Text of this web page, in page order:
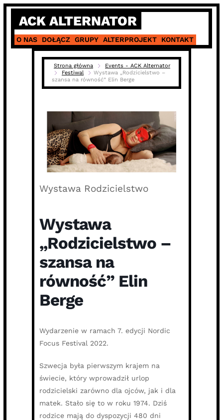
Skip
content
ACK ALTERNATOR
O NAS DOŁĄCZ GRUPY ALTERPROJEKT KONTAKT
Strona główna
Events - ACK Alternator
Festiwal
Wystawa „Rodzicielstwo –
szansa na równość” Elin Berge
Wystawa Rodzicielstwo
Wystawa
„Rodzicielstwo –
szansa na
równość” Elin
Berge
Wydarzenie w ramach 7. edycji Nordic
Focus Festival 2022.
Szwecja była pierwszym krajem na
świecie, który wprowadził urlop
rodzicielski zarówno dla ojców, jak i dla
matek. Stało się to w roku 1974. Dziś
rodzice mają do dyspozycji 480 dni